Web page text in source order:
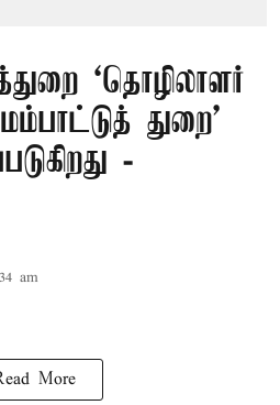
‘தொழிலாளர்
துறை’
-
am
More